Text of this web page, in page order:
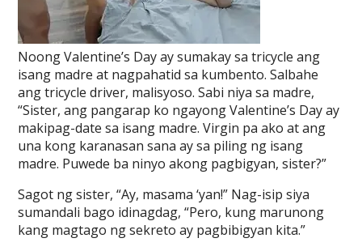
Noong Valentine’s Day ay sumakay sa tricycle ang
isang madre at nagpahatid sa kumbento. Salbahe
ang tricycle driver, malisyoso. Sabi niya sa madre,
“Sister, ang pangarap ko ngayong Valentine’s Day ay
makipag-date sa isang madre. Virgin pa ako at ang
una kong karanasan sana ay sa piling ng isang
madre. Puwede ba ninyo akong pagbigyan, sister?”
Sagot ng sister, “Ay, masama ‘yan!” Nag-isip siya
sumandali bago idinagdag, “Pero, kung marunong
kang magtago ng sekreto ay pagbibigyan kita.”